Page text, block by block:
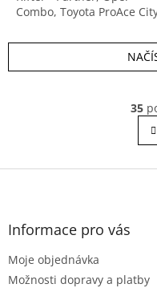
Combo, Toyota ProAce
35
Z
Informace pro vás
Moje objednávka
Možnosti dopravy a platby